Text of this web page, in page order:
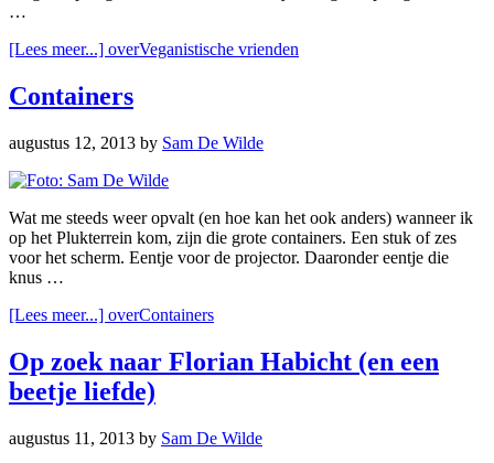
…
[Lees meer...] overVeganistische vrienden
Containers
augustus 12, 2013 by Sam De Wilde
Wat me steeds weer opvalt (en hoe kan het ook anders) wanneer ik
op het Plukterrein kom, zijn die grote containers. Een stuk of zes
voor het scherm. Eentje voor de projector. Daaronder eentje die
knus …
[Lees meer...] overContainers
Op zoek naar Florian Habicht (en een
beetje liefde)
augustus 11, 2013 by Sam De Wilde